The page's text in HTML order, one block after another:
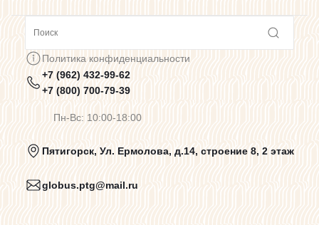
Предупреждения о цветопередаче
Политика конфиденциальности
Пользовательское соглашение
Политика конфиденциальности
+7 (962) 432-99-62
+7 (800) 700-79-39
Пн-Вс: 10:00-18:00
Пятигорск, Ул. Ермолова, д.14, строение 8, 2 этаж
globus.ptg@mail.ru